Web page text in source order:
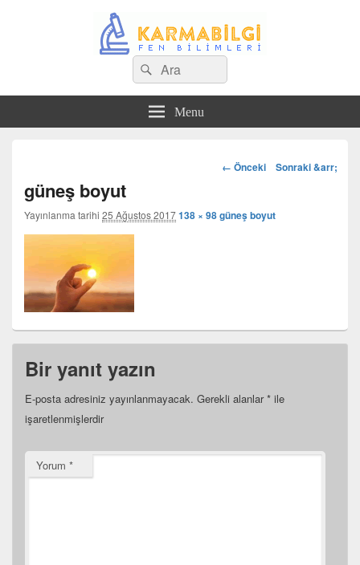
Search
for:
Ara
Menu
Görsel
← Önceki Sonraki &arr;
güneş boyut
Yayınlanma tarihi 25 Ağustos 2017138 × 98güneş boyut
Bir yanıt yazın
E-posta adresiniz yayınlanmayacak. Gerekli alanlar* ile
işaretlenmişlerdir
Yorum *